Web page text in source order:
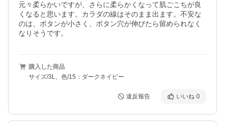
元々柔らかいですが、さらに柔らかくなって肌ごこちが良
くなると思います。カラダの線はそのまま出ます。不安な
のは、ボタンが小さく、ボタン穴が伸びたら留められなく
なりそうです。
購入した商品
サイズ/3L、色/15：ダークネイビー
違反報告 いいね 0